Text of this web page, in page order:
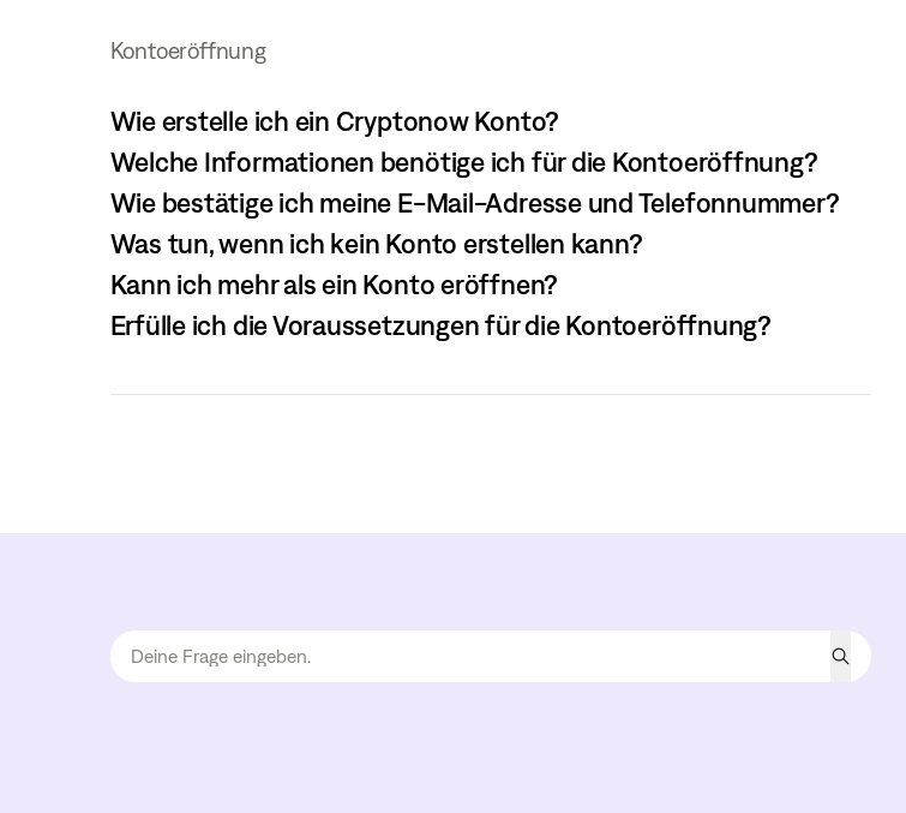
Kontoeröffnung
Wie erstelle ich ein Cryptonow Konto?
Welche Informationen benötige ich für die Kontoeröffnung?
Wie bestätige ich meine E-Mail-Adresse und Telefonnummer?
Was tun, wenn ich kein Konto erstellen kann?
Kann ich mehr als ein Konto eröffnen?
Erfülle ich die Voraussetzungen für die Kontoeröffnung?